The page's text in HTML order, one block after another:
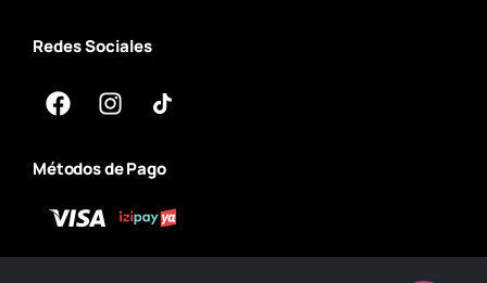
Redes Sociales
Métodos de Pago